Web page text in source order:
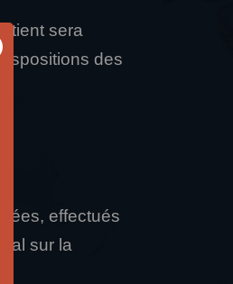
sera
des
effectués
sur la